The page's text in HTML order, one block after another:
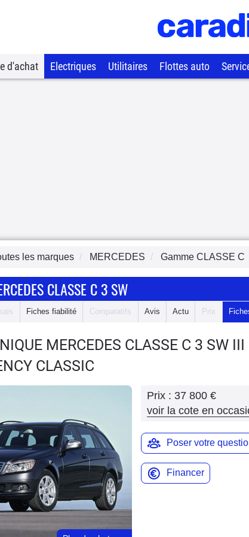
d'achat Electriques Utilitaires Flottes auto
les marques MERCEDES Gamme CLASSE C
CLASSE C 3 SW
Fiches fiabilité Comparatifs Avis Actu Prix
MERCEDES CLASSE C 3 SW III
CLASSIC
Prix : 37 800 €
voir la cote en
Poser votre
Financer